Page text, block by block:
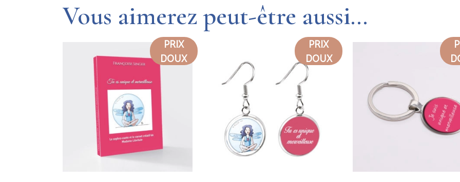
Vous aimerez peut-être aussi…
PRIX
DOUX
SOLD
PRIX
DOUX